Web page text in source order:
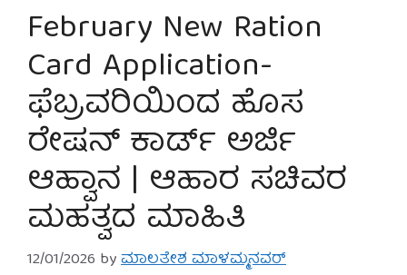
February New Ration
Card Application-
ಫೆಬ್ರವರಿಯಿಂದ ಹೊಸ
ರೇಷನ್ ಕಾರ್ಡ್ ಅರ್ಜಿ
ಆಹ್ವಾನ | ಆಹಾರ ಸಚಿವರ
ಮಹತ್ವದ ಮಾಹಿತಿ
12/01/2026 byಮಾಲತೇಶ ಮಾಳಮ್ಮನವರ್